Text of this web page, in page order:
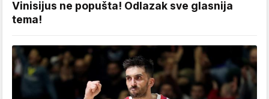
Vinisijus ne popušta! Odlazak sve glasnija
tema!